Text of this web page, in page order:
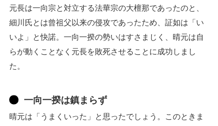
元長は一向宗と対立する法華宗の大檀那であったのと、
細川氏とは曾祖父以来の侵攻であったため、証如は「い
いよ」と快諾。一向一揆の勢いはすさまじく、晴元は自
らが動くことなく元長を敗死させることに成功しまし
た。
一向一揆は鎮まらず
晴元は「うまくいった」と思ったでしょう。このときま